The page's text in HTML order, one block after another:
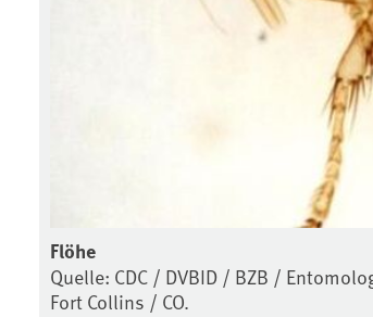
Flöhe
Quelle: CDC / DVBID / BZB /
Fort Collins / CO.